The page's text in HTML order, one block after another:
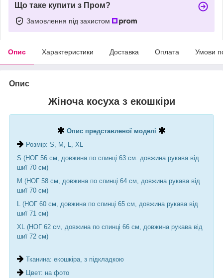
Що таке купити з Пром?
Замовлення під захистом
Опис Характеристики Доставка Оплата Умови
Опис
Жіноча косуха з екошкіри
Опис представленої моделі
Розмір: S, M, L, XL
S (НОГ 56 см, довжина по спинці 63 см. довжина рукава від
шиї 70 см)
М (НОГ 58 см, довжина по спинці 64 см, довжина рукава від
шиї 70 см)
L (НОГ 60 см, довжина по спинці 65 см, довжина рукава від
шиї 71 см)
XL (НОГ 62 см, довжина по спинці 66 см, довжина рукава від
шиї 72 см)
Тканина: екошкіра, з підкладкою
Цвет: на фото